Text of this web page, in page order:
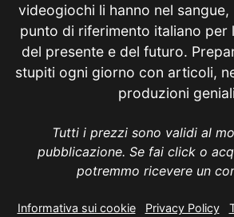
videogiochi li hanno nel
punto di riferimento italiano per
del presente e del futuro.
stupiti ogni giorno con articoli,
produzioni
Tutti i prezzi sono validi al
pubblicazione. Se fai click o
potremmo ricevere un
Informativa sui cookie Privacy Policy